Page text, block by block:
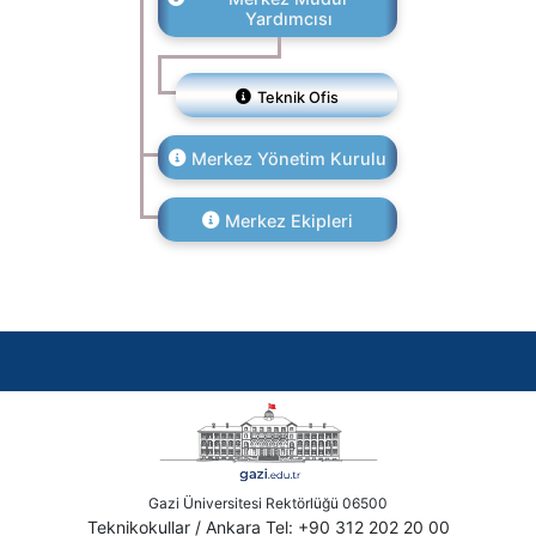
Yardımcısı
Teknik Ofis
Merkez Yönetim Kurulu
Merkez Ekipleri
Gazi Üniversitesi Rektörlüğü 06500
Teknikokullar / Ankara Tel: +90 312 202 20 00